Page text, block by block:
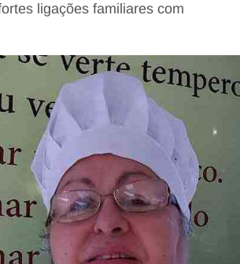
ligações familiares com